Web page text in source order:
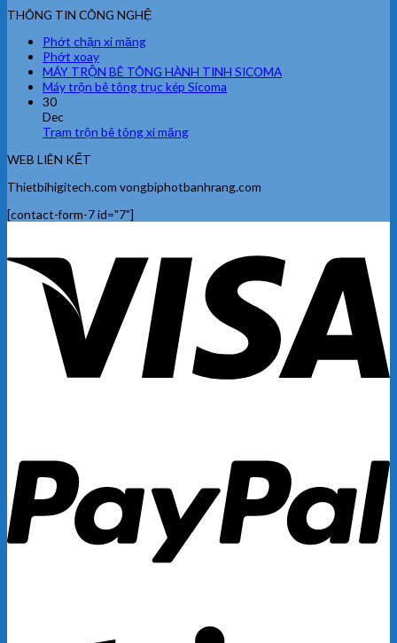
THÔNG TIN CÔNG NGHỆ
Phớt chặn xi măng
Phớt xoay
MÁY TRỘN BÊ TÔNG HÀNH TINH SICOMA
Máy trộn bê tông trục kép Sicoma
30
Dec
Trạm trộn bê tông xi măng
WEB LIÊN KẾT
Thietbihigitech.com vongbiphotbanhrang.com
[contact-form-7 id="7"]